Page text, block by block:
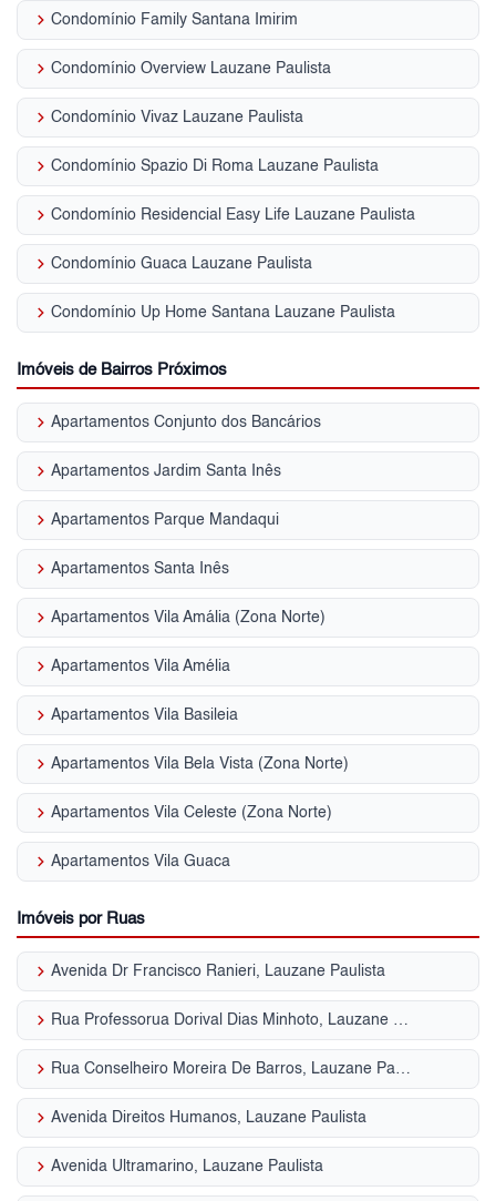
keyboard_arrow_right Condomínio Family Santana Imirim
keyboard_arrow_right Condomínio Overview Lauzane Paulista
keyboard_arrow_right Condomínio Vivaz Lauzane Paulista
keyboard_arrow_right Condomínio Spazio Di Roma Lauzane Paulista
keyboard_arrow_right Condomínio Residencial Easy Life Lauzane Paulista
keyboard_arrow_right Condomínio Guaca Lauzane Paulista
keyboard_arrow_right Condomínio Up Home Santana Lauzane Paulista
Imóveis de Bairros Próximos
keyboard_arrow_right Apartamentos Conjunto dos Bancários
keyboard_arrow_right Apartamentos Jardim Santa Inês
keyboard_arrow_right Apartamentos Parque Mandaqui
keyboard_arrow_right Apartamentos Santa Inês
keyboard_arrow_right Apartamentos Vila Amália (Zona Norte)
keyboard_arrow_right Apartamentos Vila Amélia
keyboard_arrow_right Apartamentos Vila Basileia
keyboard_arrow_right Apartamentos Vila Bela Vista (Zona Norte)
keyboard_arrow_right Apartamentos Vila Celeste (Zona Norte)
keyboard_arrow_right Apartamentos Vila Guaca
Imóveis por Ruas
keyboard_arrow_right Avenida Dr Francisco Ranieri, Lauzane Paulista
keyboard_arrow_right Rua Professorua Dorival Dias Minhoto, Lauzane Paulista
keyboard_arrow_right Rua Conselheiro Moreira De Barros, Lauzane Paulista
keyboard_arrow_right Avenida Direitos Humanos, Lauzane Paulista
keyboard_arrow_right Avenida Ultramarino, Lauzane Paulista